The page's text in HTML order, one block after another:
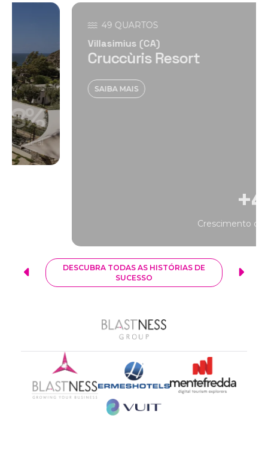
49 QUARTOS
Villasimius (CA)
Cruccùris Resort
SAIBA MAIS
DESCUBRA TODAS AS HISTÓRIAS DE
SUCESSO
Let's grow together